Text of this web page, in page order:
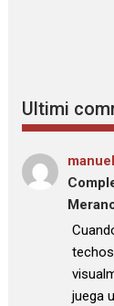
Ultimi
: “
juega